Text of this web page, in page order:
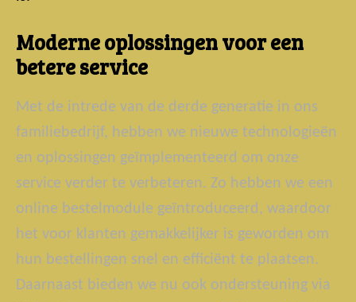
Moderne oplossingen voor een
betere service
Met de intrede van de derde generatie in ons
familiebedrijf, hebben we nieuwe technologieën
en oplossingen geïmplementeerd om onze
service verder te verbeteren. Zo hebben we een
online bestelmodule geïntroduceerd, waardoor
het voor klanten gemakkelijker is geworden om
hun bestellingen snel en efficiënt te plaatsen.
Daarnaast bieden we nu ook ondersteuning via